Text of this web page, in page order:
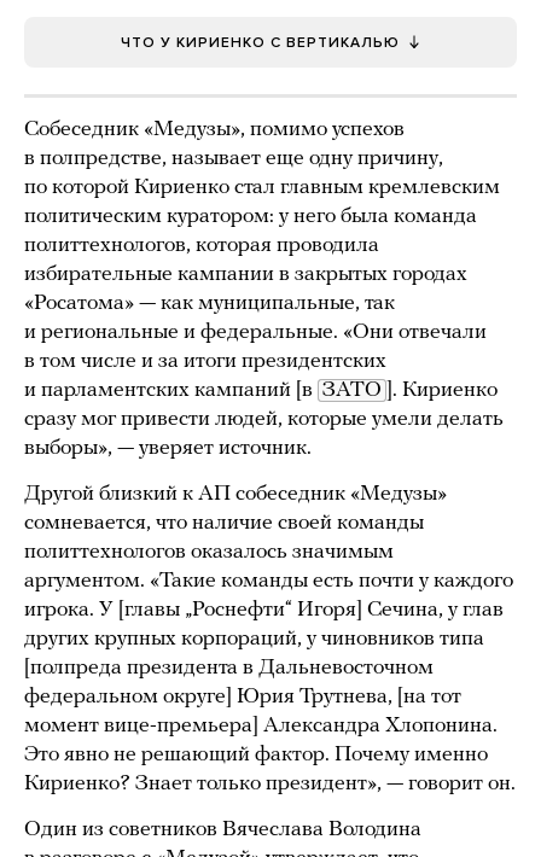
ЧТО У КИРИЕНКО С ВЕРТИКАЛЬЮ
Собеседник «Медузы», помимо успехов
в полпредстве, называет еще одну причину,
по которой Кириенко стал главным кремлевским
политическим куратором: у него была команда
политтехнологов, которая проводила
избирательные кампании в закрытых городах
«Росатома» — как муниципальные, так
и региональные и федеральные. «Они отвечали
в том числе и за итоги президентских
и парламентских кампаний [в ЗАТО ]. Кириенко
сразу мог привести людей, которые умели делать
выборы», — уверяет источник.
Другой близкий к АП собеседник «Медузы»
сомневается, что наличие своей команды
политтехнологов оказалось значимым
аргументом. «Такие команды есть почти у каждого
игрока. У [главы „Роснефти“ Игоря] Сечина, у глав
других крупных корпораций, у чиновников типа
[полпреда президента в Дальневосточном
федеральном округе] Юрия Трутнева, [на тот
момент вице-премьера] Александра Хлопонина.
Это явно не решающий фактор. Почему именно
Кириенко? Знает только президент», — говорит он.
Один из советников Вячеслава Володина